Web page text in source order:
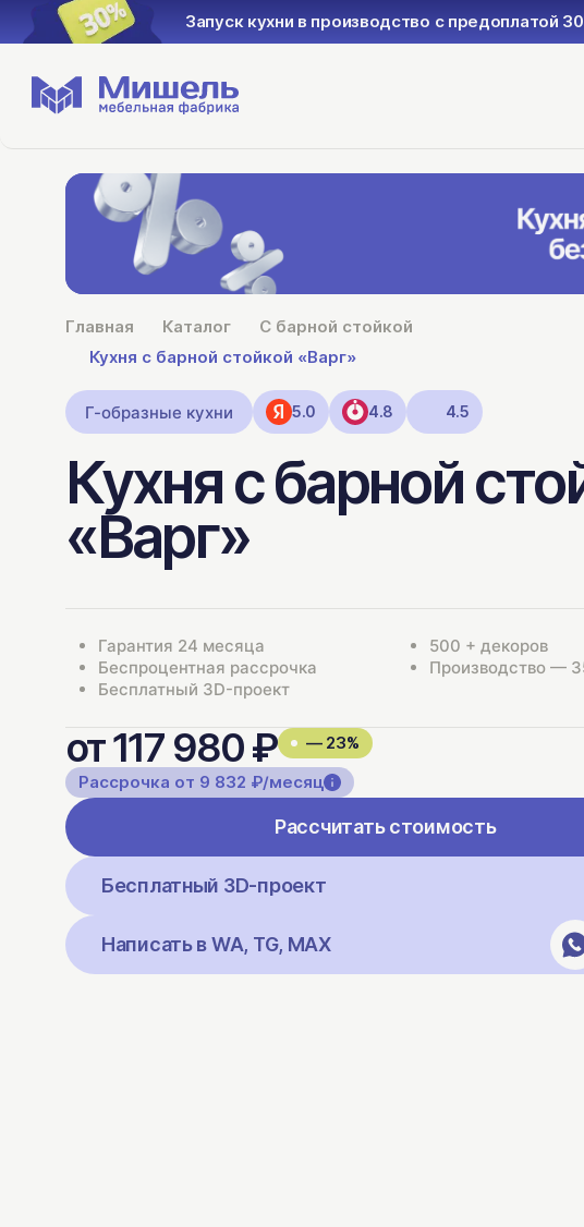
Запуск кухни в производство с предоплатой
Главная Каталог
С барной стойкой
Кухня с барной стойкой «Варг»
Г-образные кухни 5.0 4.8 4.5
Кухня с барной
«Варг»
Гарантия 24 месяца
500 + декоров
Беспроцентная рассрочка
Производство —
Бесплатный 3D-проект
от 117 980 ₽
— 23%
Рассрочка от 9 832 ₽/месяц
Рассчитать стоимость
Бесплатный 3D-проект
Написать в WA, TG, MAX